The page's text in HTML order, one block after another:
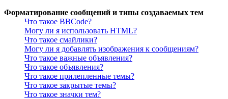
Форматирование сообщений и типы создаваемых тем
Что такое BBCode?
Могу ли я использовать HTML?
Что такое смайлики?
Могу ли я добавлять изображения к сообщениям?
Что такое важные объявления?
Что такое объявления?
Что такое прилепленные темы?
Что такое закрытые темы?
Что такое значки тем?